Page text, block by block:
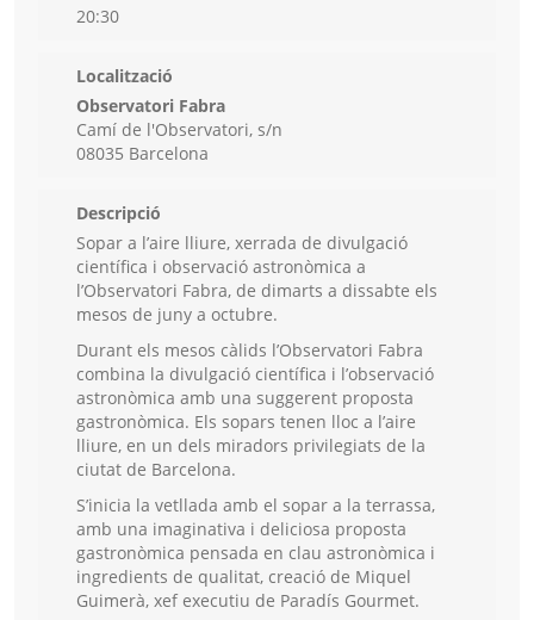
20:30
Localització
Observatori Fabra
Camí de l'Observatori, s/n
08035 Barcelona
Descripció
Sopar a l’aire lliure, xerrada de divulgació
científica i observació astronòmica a
l’Observatori Fabra, de dimarts a dissabte els
mesos de juny a octubre.
Durant els mesos càlids l’Observatori Fabra
combina la divulgació científica i l’observació
astronòmica amb una suggerent proposta
gastronòmica. Els sopars tenen lloc a l’aire
lliure, en un dels miradors privilegiats de la
ciutat de Barcelona.
S’inicia la vetllada amb el sopar a la terrassa,
amb una imaginativa i deliciosa proposta
gastronòmica pensada en clau astronòmica i
ingredients de qualitat, creació de Miquel
Guimerà, xef executiu de Paradís Gourmet.